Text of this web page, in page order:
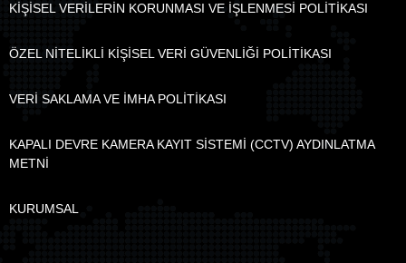
KİŞİSEL VERİLERİN KORUNMASI VE İŞLENMESİ POLİTİKASI
ÖZEL NİTELİKLİ KİŞİSEL VERİ GÜVENLİĞİ POLİTİKASI
VERİ SAKLAMA VE İMHA POLİTİKASI
KAPALI DEVRE KAMERA KAYIT SİSTEMİ (CCTV) AYDINLATMA
METNİ
KURUMSAL